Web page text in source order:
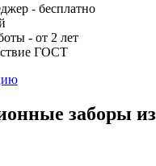
- бесплатно
- от 2 лет
ГОСТ
заборы из